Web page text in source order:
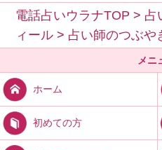
電話占いウラナTOP > 占
ィール > 占い師のつぶや
メニ
ホーム
初めての方